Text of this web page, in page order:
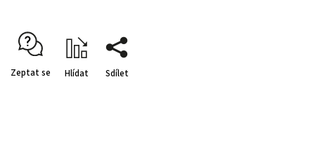
Zeptat se Hlídat Sdílet